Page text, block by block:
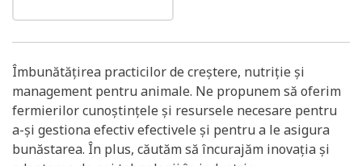
Îmbunătățirea practicilor de creștere, nutriție și
management pentru animale. Ne propunem să oferim
fermierilor cunoștințele și resursele necesare pentru
a-și gestiona efectiv efectivele și pentru a le asigura
bunăstarea. În plus, căutăm să încurajăm inovația și